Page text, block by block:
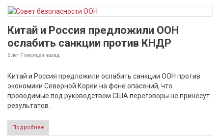
Китай и Россия предложили ООН
ослабить санкции против КНДР
6 лет 7 месяцев назад
Китай и Россия предложили ослабить санкции ООН против
экономики Северной Кореи на фоне опасений, что
проводимые под руководством США переговоры не принесут
результатов.
Подробнее